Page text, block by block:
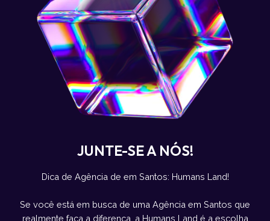
JUNTE-SE A NÓS!
Dica de Agência de em Santos: Humans Land!
Se você está em busca de uma Agência em Santos que
realmente faça a diferença, a Humans Land é a escolha